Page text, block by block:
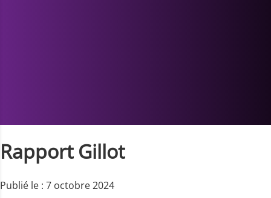
Rapport Gillot
Publié le : 7 octobre 2024